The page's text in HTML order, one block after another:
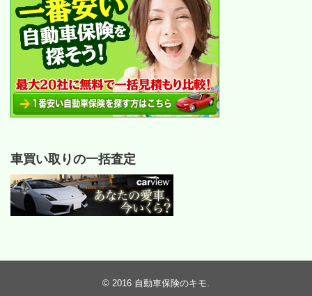
車買い取りの一括査定
© 2016 自動車保険のキモ.